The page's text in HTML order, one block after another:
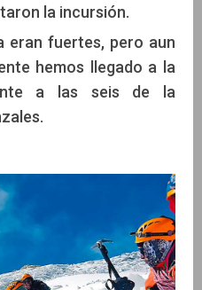
la incursión.
eran fuertes, pero aun
hemos llegado a la
a las seis de la